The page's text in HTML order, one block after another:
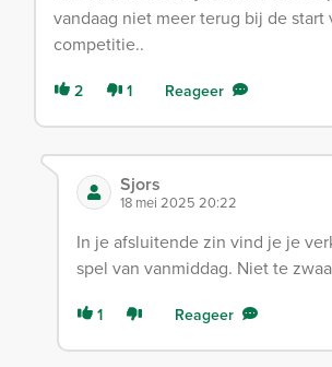
vandaag niet meer terug bij de start
competitie..
2 1 Reageer
Sjors
18 mei 2025 20:22
In je afsluitende zin vind je je
spel van vanmiddag. Niet te
1 Reageer